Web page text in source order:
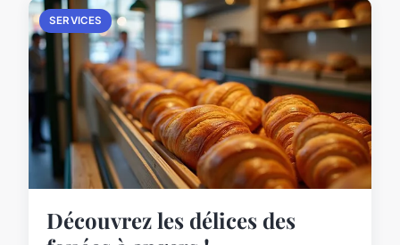
SERVICES
Découvrez les délices des